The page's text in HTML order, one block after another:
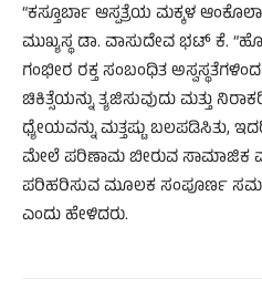
“ಕಸ್ತೂರ್ಬಾ ಆಸ್ಪತ್ರೆಯ ಮಕ್ಕಳ
ಮುಖ್ಯಸ್ಥ ಡಾ. ವಾಸುದೇವ ಭಟ್ ಕೆ.
ಗಂಭೀರ ರಕ್ತ ಸಂಬಂಧಿತ
ಚಿಕಿತ್ಸೆಯನ್ನು ತ್ಯಜಿಸುವುದು ಮತ್ತು
ಧ್ಯೇಯವನ್ನು ಮತ್ತಷ್ಟು ಬಲಪಡಿಸಿತು,
ಮೇಲೆ ಪರಿಣಾಮ ಬೀರುವ ಸಾಮಾಜಿಕ
ಪರಿಹರಿಸುವ ಮೂಲಕ ಸಂಪೂರ್ಣ ಸಮಗ್ರ
ಎಂದು ಹೇಳಿದರು.